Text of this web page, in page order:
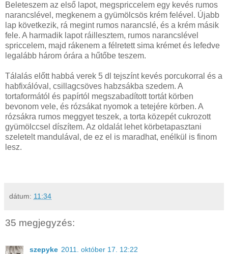
Beleteszem az első lapot, megspriccelem egy kevés rumos
narancslével, megkenem a gyümölcsös krém felével. Újabb
lap következik, rá megint rumos narancslé, és a krém másik
fele. A harmadik lapot ráillesztem, rumos narancslével
spriccelem, majd rákenem a félretett sima krémet és lefedve
legalább három órára a hűtőbe teszem.
Tálalás előtt habbá verek 5 dl tejszínt kevés porcukorral és a
habfixálóval, csillagcsöves habzsákba szedem. A
tortaformától és papírtól megszabadított tortát körben
bevonom vele, és rózsákat nyomok a tetejére körben. A
rózsákra rumos meggyet teszek, a torta közepét cukrozott
gyümölccsel díszítem. Az oldalát lehet körbetapasztani
szeletelt mandulával, de ez el is maradhat, enélkül is finom
lesz.
dátum: 11:34
35 megjegyzés:
szepyke 2011. október 17. 12:22